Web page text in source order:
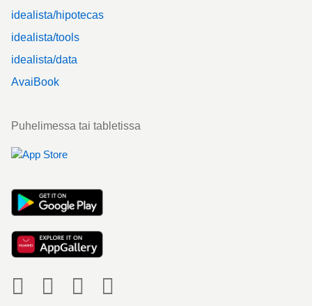
idealista/hipotecas
idealista/tools
idealista/data
AvaiBook
Puhelimessa tai tabletissa